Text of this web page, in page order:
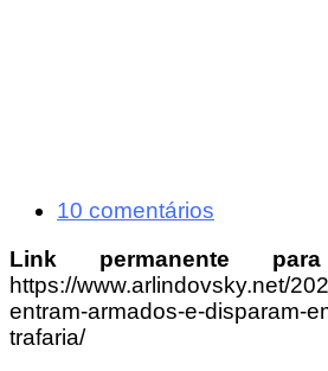
10 comentários
Link permanente
https://www.arlindovsky.net/
entram-armados-e-disparam-
trafaria/